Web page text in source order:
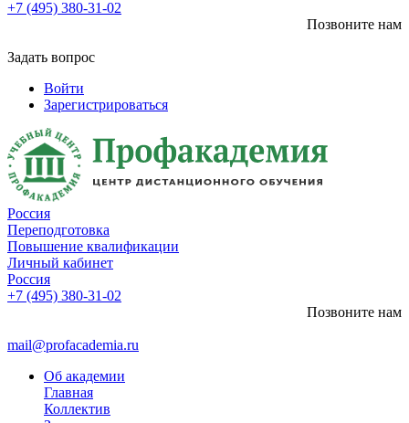
+7 (495) 380-31-02
Позвоните нам
Задать вопрос
Войти
Зарегистрироваться
Россия
Переподготовка
Повышение квалификации
Личный кабинет
Россия
+7 (495) 380-31-02
Позвоните нам
mail@profacademia.ru
Об академии
Главная
Коллектив